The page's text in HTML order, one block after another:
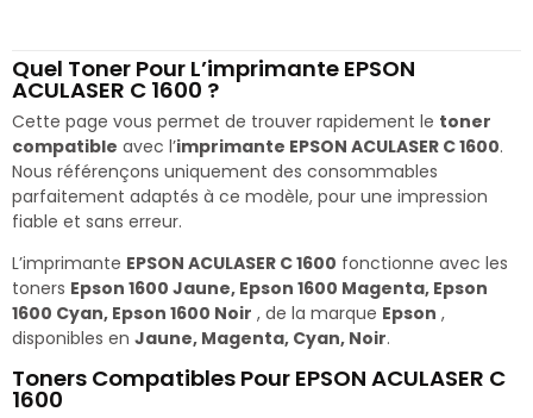
Quel Toner Pour L’imprimante EPSON
ACULASER C 1600 ?
Cette page vous permet de trouver rapidement le toner
compatible avec l’imprimante EPSON ACULASER C 1600.
Nous référençons uniquement des consommables
parfaitement adaptés à ce modèle, pour une impression
fiable et sans erreur.
L’imprimante EPSON ACULASER C 1600 fonctionne avec les
toners Epson 1600 Jaune, Epson 1600 Magenta, Epson
1600 Cyan, Epson 1600 Noir , de la marque Epson ,
disponibles en Jaune, Magenta, Cyan, Noir.
Toners Compatibles Pour EPSON ACULASER C
1600